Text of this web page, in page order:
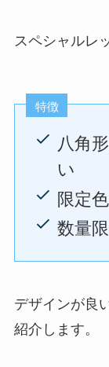
スペシャルレ
特徴
八角
い
限定
数量
デザインが良
紹介します。